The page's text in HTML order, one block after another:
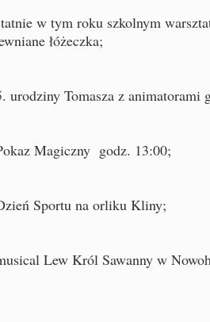
w tym roku szkolnym
łóżeczka;
Tomasza z animatorami
Magiczny godz. 13:00;
Sportu na orliku Kliny;
Lew Król Sawanny w